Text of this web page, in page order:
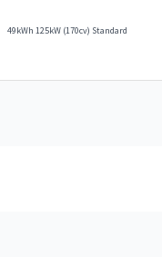
49kWh 125kW (170cv) Standard